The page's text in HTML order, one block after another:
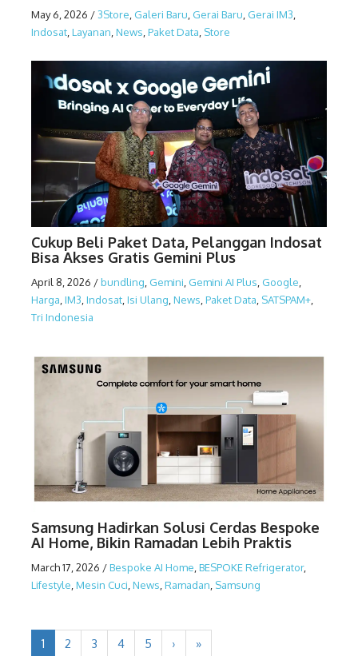
May 6, 2026 /3Store Galeri Baru Gerai Baru Gerai IM3
Indosat Layanan News Paket Data Store
Cukup Beli Paket Data, Pelanggan Indosat
Bisa Akses Gratis Gemini Plus
April 8, 2026 /bundling, Gemini, Gemini AI Plus, Google,
Harga,IM3,Indosat,Isi Ulang,News,Paket Data, SATSPAM+,
Tri Indonesia
Samsung Hadirkan Solusi Cerdas Bespoke
AI Home, Bikin Ramadan Lebih Praktis
March 17, 2026 /Bespoke AI Home,BESPOKE Refrigerator,
Lifestyle,Mesin Cuci,News,Ramadan, Samsung
1 2 3 4 5 › »